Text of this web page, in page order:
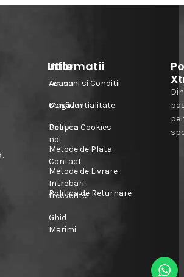
Informatii
Acasa
Magazin
Despre
noi
Contact
Intrebari
frecvente
Ghid
Marimi
Utile
Termeni si Conditii
Confidentialitate
Politica Cookies
Metode de Plata
Metode de Livrare
Politica de Returnare
Din